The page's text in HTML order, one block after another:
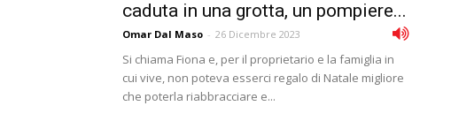
caduta in una grotta, un pompiere...
Omar Dal Maso - 26 Dicembre 2023
Si chiama Fiona e, per il proprietario e la famiglia in
cui vive, non poteva esserci regalo di Natale migliore
che poterla riabbracciare e...